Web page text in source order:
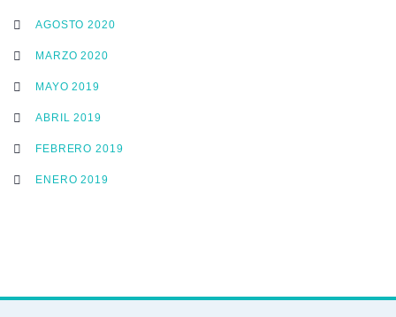
AGOSTO 2020
MARZO 2020
MAYO 2019
ABRIL 2019
FEBRERO 2019
ENERO 2019